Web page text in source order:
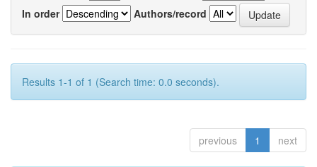
In order
Authors/record
Results 1-1 of 1 (Search time: 0.0 seconds).
previous 1 next